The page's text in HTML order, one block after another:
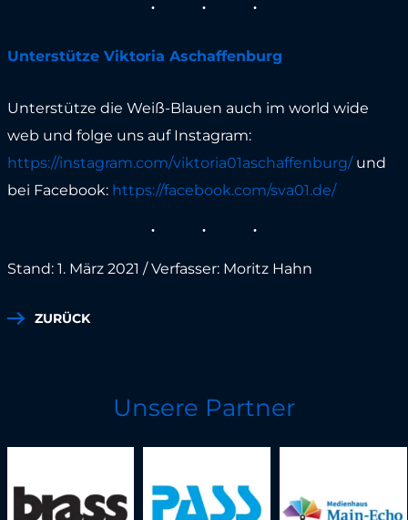
Unterstütze Viktoria Aschaffenburg
Unterstütze die Weiß-Blauen auch im world wide
web und folge uns auf Instagram:
https://instagram.com/viktoria01aschaffenburg/und
bei Facebook: https://facebook.com/sva01.de/
Stand: 1. März 2021 / Verfasser: Moritz Hahn
ZURÜCK
Unsere Partner